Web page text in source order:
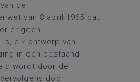
de
van 8 april 1965 dat
er geen
elk ontwerp van
in een bestaand
wordt door de
door